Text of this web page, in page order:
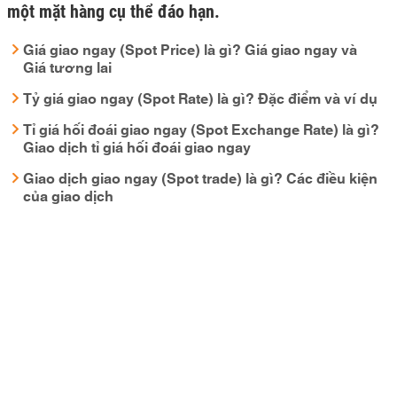
một mặt hàng cụ thể đáo hạn.
Giá giao ngay (Spot Price) là gì? Giá giao ngay và
Giá tương lai
Tỷ giá giao ngay (Spot Rate) là gì? Đặc điểm và ví dụ
Tỉ giá hối đoái giao ngay (Spot Exchange Rate) là gì?
Giao dịch tỉ giá hối đoái giao ngay
Giao dịch giao ngay (Spot trade) là gì? Các điều kiện
của giao dịch